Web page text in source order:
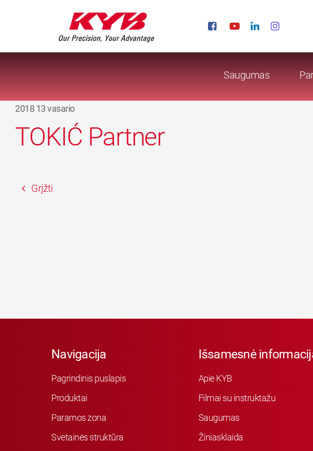
Saugumas
2018 13 vasario
TOKIĆ Partner
Grįžti
Navigacija
Pagrindinis puslapis
Produktai
Paramos zona
Svetainės struktūra
Išsamesnė
Apie KYB
Filmai su instruktažu
Saugumas
Žiniasklaida